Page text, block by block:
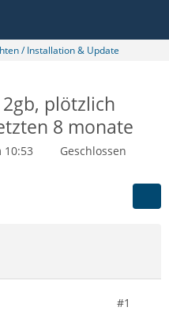
/ Installation & Update
plötzlich
8 monate
10:53
Geschlossen
#1